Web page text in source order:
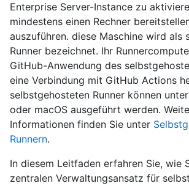
Enterprise Server-Instance zu
mindestens einen Rechner
auszuführen. diese Maschine wird als
Runner bezeichnet. Ihr
GitHub-Anwendung des
eine Verbindung mit GitHub Actions
selbstgehosteten Runner können
oder macOS ausgeführt werden.
Informationen finden Sie unter
Runnern.
In diesem Leitfaden erfahren Sie, wie
zentralen Verwaltungsansatz für